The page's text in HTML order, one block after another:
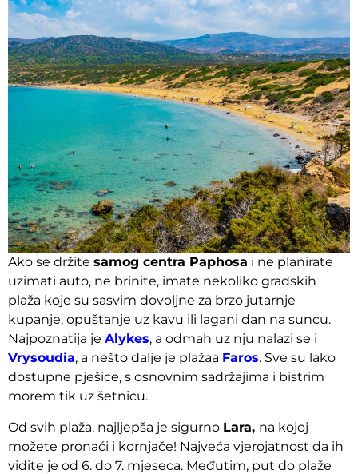
Ako se držite samog centra Paphosa i ne planirate
uzimati auto, ne brinite, imate nekoliko gradskih
plaža koje su sasvim dovoljne za brzo jutarnje
kupanje, opuštanje uz kavu ili lagani dan na suncu.
Najpoznatija je Alykes, a odmah uz nju nalazi se i
Vrysoudia, a nešto dalje je plažaa Faros. Sve su lako
dostupne pješice, s osnovnim sadržajima i bistrim
morem tik uz šetnicu.
Od svih plaža, najljepša je sigurno Lara, na kojoj
možete pronaći i kornjače! Najveća vjerojatnost da ih
vidite je od 6. do 7. mjeseca. Međutim, put do plaže